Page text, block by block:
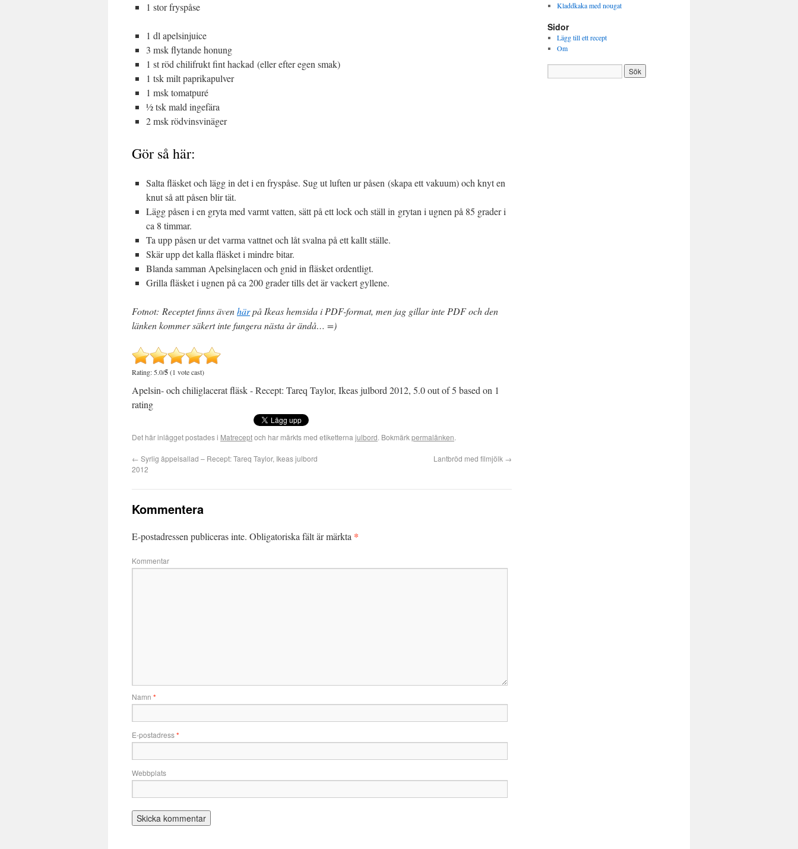
1 stor fryspåse
1 dl apelsinjuice
3 msk flytande honung
1 st röd chilifrukt fint hackad (eller efter egen smak)
1 tsk milt paprikapulver
1 msk tomatpuré
½ tsk mald ingefära
2 msk rödvinsvinäger
Gör så här:
Salta fläsket och lägg in det i en fryspåse. Sug ut luften ur påsen (skapa ett vakuum) och knyt en
knut så att påsen blir tät.
Lägg påsen i en gryta med varmt vatten, sätt på ett lock och ställ in grytan i ugnen på 85 grader i
ca 8 timmar.
Ta upp påsen ur det varma vattnet och låt svalna på ett kallt ställe.
Skär upp det kalla fläsket i mindre bitar.
Blanda samman Apelsinglacen och gnid in fläsket ordentligt.
Grilla fläsket i ugnen på ca 200 grader tills det är vackert gyllene.
Fotnot: Receptet finns ävenhärpå Ikeas hemsida i PDF-format, men jag gillar inte PDF och den
länken kommer säkert inte fungera nästa år ändå… =)
Rating: 5.0/5(1 vote cast)
Apelsin- och chiliglacerat fläsk - Recept: Tareq Taylor, Ikeas julbord 2012, 5.0out of5 based on 1
rating
Det här inlägget postades i Matreceptoch har märkts med etiketterna julbord. Bokmärkpermalänken.
← Syrlig äppelsallad – Recept: Tareq Taylor, Ikeas julbord
2012
Lantbröd med filmjölk →
Kommentera
E-postadressen publiceras inte. Obligatoriska fält är märkta *
Kommentar
Namn *
E-postadress*
Webbplats
Kladdkaka med nougat
Sidor
Lägg till ett recept
Om